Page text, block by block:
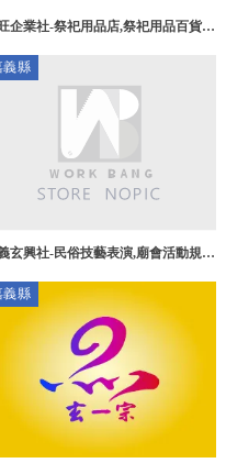
企業社-祭祀用品店,祭祀用品百貨,
用品店
義縣
玄興社-民俗技藝表演,廟會活動規
演,民雄鄉廟會活動規劃
義縣